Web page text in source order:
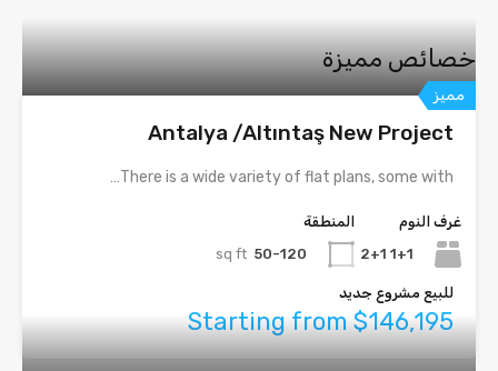
خصائص مميزة
مميز
Antalya /Altıntaş New Project
There is a wide variety of flat plans, some with…
غرف النوم
1+1 2+1
المنطقة
50-120
sq ft
للبيع مشروع جديد
Starting from $146,195